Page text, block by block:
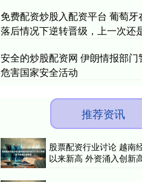
免费配资炒股入配资平台 葡萄
落后情况下逆转晋级，上一次还
安全的炒股配资网 伊朗情报部
危害国家安全活动
推荐资讯
股票配资行业讨论 越南
以来新高 外资涌入创新